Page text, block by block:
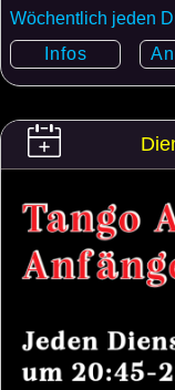
Wöchentlich jeden
Infos